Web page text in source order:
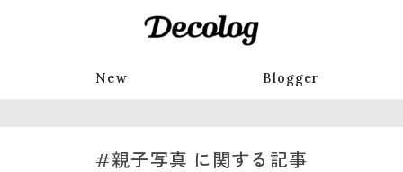
New Blogger
#親子写真 に関する記事